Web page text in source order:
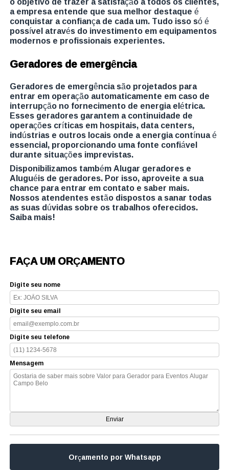
a empresa entende que sua melhor destaque é
conquistar a confiança de cada um. Tudo isso só é
possível através do investimento em equipamentos
modernos e profissionais experientes.
Geradores de emergência
Geradores de emergência são projetados para
entrar em operação automaticamente em caso de
interrupção no fornecimento de energia elétrica.
Esses geradores garantem a continuidade de
operações críticas em hospitais, data centers,
indústrias e outros locais onde a energia contínua é
essencial, proporcionando uma fonte confiável
durante situações imprevistas.
Disponibilizamos também Alugar geradores e
Aluguéis de geradores. Por isso, aproveite a sua
chance para entrar em contato e saber mais.
Nossos atendentes estão dispostos a sanar todas
as suas dúvidas sobre os trabalhos oferecidos.
Saiba mais!
FAÇA UM ORÇAMENTO
Digite seu nome
Digite seu email
Digite seu telefone
Mensagem
Orçamento por Whatsapp